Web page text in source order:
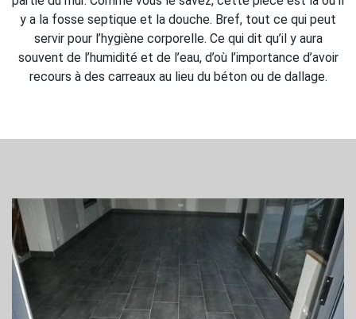
y a la fosse septique et la douche. Bref, tout ce qui peut
servir pour l’hygiène corporelle. Ce qui dit qu’il y aura
souvent de l’humidité et de l’eau, d’où l’importance d’avoir
recours à des carreaux au lieu du béton ou de dallage.